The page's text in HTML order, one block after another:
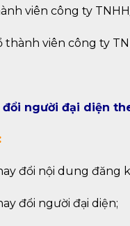
viên công ty
thành viên công ty
người đại diện
đổi nội dung đăng
đổi người đại diện;